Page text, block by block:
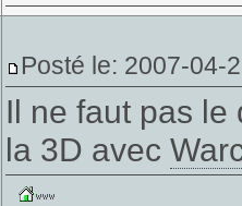
Posté le: 2007-04-
Il ne faut pas le
la 3D avec